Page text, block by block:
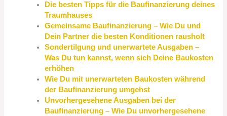
Die besten Tipps für die Baufinanzierung deines
Traumhauses
Gemeinsame Baufinanzierung – Wie Du und
Dein Partner die besten Konditionen rausholt
Sondertilgung und unerwartete Ausgaben –
Was Du tun kannst, wenn sich Deine Baukosten
erhöhen
Wie Du mit unerwarteten Baukosten während
der Baufinanzierung umgehst
Unvorhergesehene Ausgaben bei der
Baufinanzierung – Wie Du unvorhergesehene